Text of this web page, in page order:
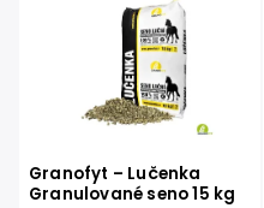
Abecedne
Granofyt – Lučenka
Granulované seno 15 kg